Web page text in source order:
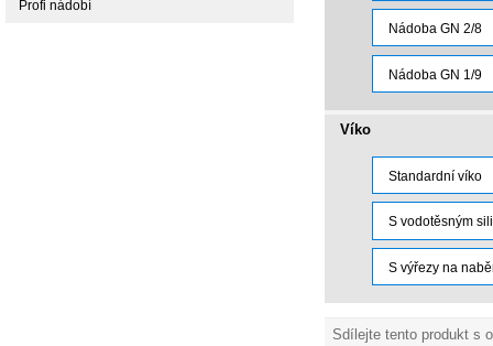
Nádoba GN 2/8
Nádoba GN 1/9
Víko
Standardní víko
S vodotěsným
S výřezy na
Sdílejte tento produkt s
Profi nádobí